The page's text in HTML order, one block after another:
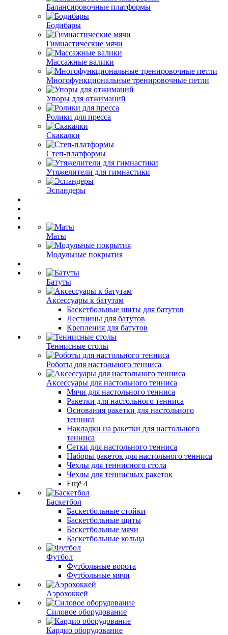
Балансировочные платформы
Бодибары
Гимнастические мячи
Массажные валики
Многофункциональные тренировочные петли
Упоры для отжиманий
Ролики для пресса
Скакалки
Степ-платформы
Утяжелители для гимнастики
Эспандеры
Маты
Модульные покрытия
Батуты
Аксессуары к батутам
Баскетбольные щиты для батутов
Лестницы для батутов
Крепления для батутов
Теннисные столы
Роботы для настольного тенниса
Аксессуары для настольного тенниса
Мячи для настольного тенниса
Ракетки для настольного тенниса
Основания ракетки для настольного
тенниса
Накладки на ракетки для настольного
тенниса
Сетки для настольного тенниса
Наборы ракеток для настольного тенниса
Чехлы для теннисного стола
Чехлы для теннисных ракеток
Ещё 4
Баскетбол
Баскетбольные стойки
Баскетбольные щиты
Баскетбольные мячи
Баскетбольные кольца
Футбол
Футбольные ворота
Футбольные мячи
Аэрохоккей
Силовое оборудование
Кардио оборудование